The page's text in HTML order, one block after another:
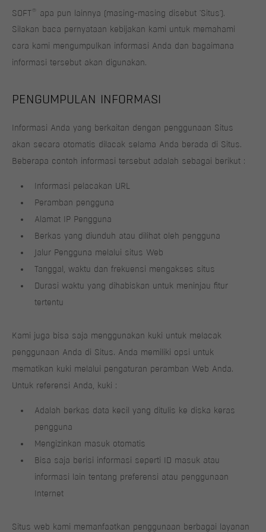
SOFT ®
apa pun lainnya (masing-masing disebut 'Situs').
Silakan baca pernyataan kebijakan kami untuk memahami
cara kami mengumpulkan informasi Anda dan bagaimana
informasi tersebut akan digunakan.
PENGUMPULAN INFORMASI
Informasi Anda yang berkaitan dengan penggunaan Situs
akan secara otomatis dilacak selama Anda berada di Situs.
Beberapa contoh informasi tersebut adalah sebagai berikut :
Informasi pelacakan URL
Peramban pengguna
Alamat IP Pengguna
Berkas yang diunduh atau dilihat oleh pengguna
Jalur Pengguna melalui situs Web
Tanggal, waktu dan frekuensi mengakses situs
Durasi waktu yang dihabiskan untuk meninjau fitur
tertentu
Kami juga bisa saja menggunakan kuki untuk melacak
penggunaan Anda di Situs. Anda memiliki opsi untuk
mematikan kuki melalui pengaturan peramban Web Anda.
Untuk referensi Anda, kuki :
Adalah berkas data kecil yang ditulis ke diska keras
pengguna
Mengizinkan masuk otomatis
Bisa saja berisi informasi seperti ID masuk atau
informasi lain tentang preferensi atau penggunaan
Internet
Situs web kami memanfaatkan penggunaan berbagai layanan